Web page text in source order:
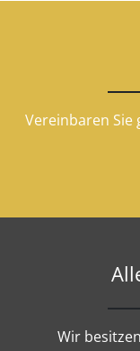
Vereinbaren Sie
Wir